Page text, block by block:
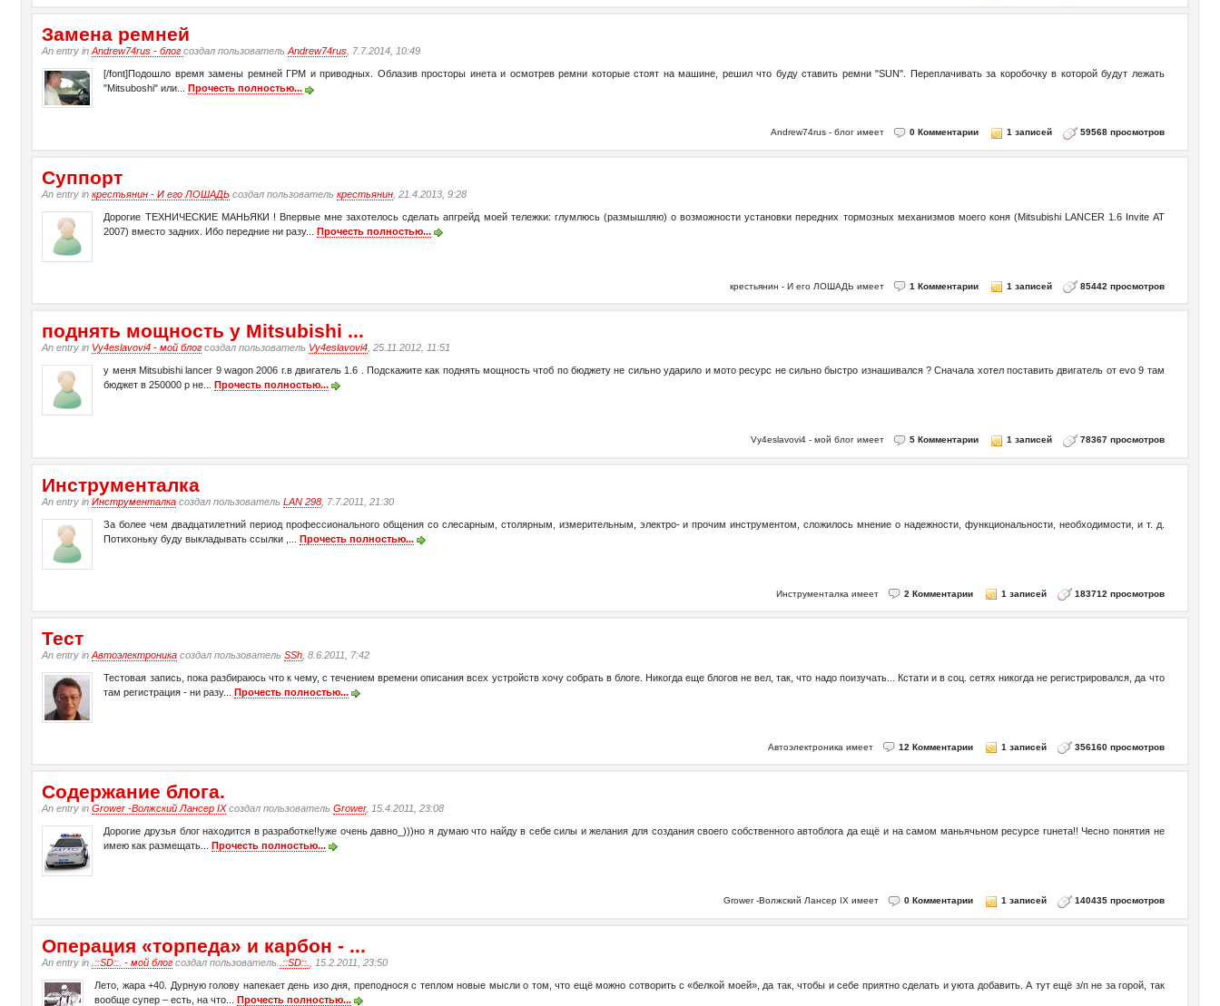
Замена ремней
An entry inAndrew74rus - блогсоздал пользовательAndrew74rus, 7.7.2014, 10:49
[/font]Подошло время замены ремней ГРМ и приводных. Облазив просторы инета и осмотрев ремни которые стоят на машине, решил что буду ставить ремни "SUN". Переплачивать за коробочку в которой будут лежать
"Mitsuboshi" или... Прочесть полностью...
Andrew74rus - блог имеет 0 Комментарии 1 записей 59568 просмотров
Суппорт
An entry inкрестьянин - И его ЛОШАДЬ создал пользователькрестьянин , 21.4.2013, 9:28
Дорогие ТЕХНИЧЕСКИЕ МАНЬЯКИ ! Впервые мне захотелось сделать апгрейд моей тележки: глумлюсь (размышляю) о возможности установки передних тормозных механизмов моего коня (Mitsubishi LANCER 1.6 Invite AT
2007) вместо задних. Ибо передние ни разу...Прочесть полностью...
крестьянин - И его ЛОШАДЬ имеет 1 Комментарии 1 записей 85442 просмотров
поднять мощность у Mitsubishi ...
An entry in Vy4eslavovi4 - мой блогсоздал пользователь Vy4eslavovi4 , 25.11.2012, 11:51
у меня Mitsubishi lancer 9 wagon 2006 г.в двигатель 1.6 . Подскажите как поднять мощность чтоб по бюджету не сильно ударило и мото ресурс не сильно быстро изнашивался ? Сначала хотел поставить двигатель от evo 9 там
бюджет в 250000 р не...Прочесть полностью...
Vy4eslavovi4 - мой блог имеет 5 Комментарии 1 записей 78367 просмотров
Инструменталка
An entry inИнструменталка создал пользовательLAN 298 , 7.7.2011, 21:30
За более чем двадцатилетний период профессионального общения со слесарным, столярным, измерительным, электро- и прочим инструментом, сложилось мнение о надежности, функциональности, необходимости, и т. д.
Потихоньку буду выкладывать ссылки ,...Прочесть полностью...
Инструменталка имеет 2 Комментарии 1 записей 183712 просмотров
Тест
An entry inАвтоэлектроника создал пользовательSSh , 8.6.2011, 7:42
Тестовая запись, пока разбираюсь что к чему, с течением времени описания всех устройств хочу собрать в блоге. Никогда еще блогов не вел, так, что надо поизучать... Кстати и в соц. сетях никогда не регистрировался, да что
там регистрация - ни разу...Прочесть полностью...
Автоэлектроника имеет 12 Комментарии 1 записей 356160 просмотров
Содержание блога.
An entry inGrower -Волжский Лансер IXсоздал пользовательGrower, 15.4.2011, 23:08
Дорогие друзья блог находится в разработке!!уже очень давно_)))но я думаю что найду в себе силы и желания для создания своего собственного автоблога да ещё и на самом маньячьном ресурсе ruнета!! Чесно понятия не
имею как размещать...
Прочесть полностью...
Grower -Волжский Лансер IX имеет 0 Комментарии 1 записей 140435 просмотров
Операция «торпеда» и карбон - ...
An entry in .::SD::. - мой блогсоздал пользователь .::SD::. , 15.2.2011, 23:50
Лето, жара +40. Дурную голову напекает день изо дня, преподнося с теплом новые мысли о том, что ещё можно сотворить с «белкой моей», да так, чтобы и себе приятно сделать и уюта добавить. А тут ещё з/п не за горой, так
вообще супер – есть, на что...Прочесть полностью...